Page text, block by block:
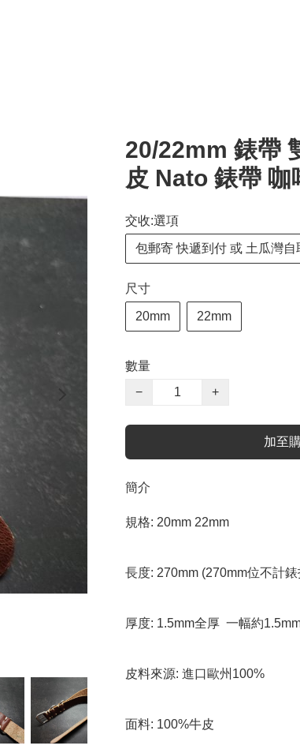
20/22mm 錶帶
皮 Nato 錶帶 咖
交收:選項
包郵寄 快遞到付 或 土瓜灣自
尺寸
20mm 22mm
數量
−
+
加至
簡介
規格: 20mm 22mm
長度: 270mm (270mm位不計錶
厚度: 1.5mm全厚  一幅約
皮料來源: 進口歐州100%
面料: 100%牛皮